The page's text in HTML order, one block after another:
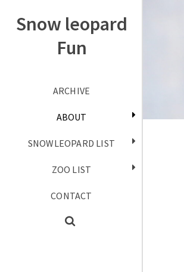
Snow leopard
Fun
ARCHIVE
ABOUT
SNOWLEOPARD LIST
ZOO LIST
CONTACT